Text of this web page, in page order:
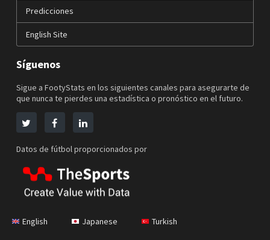
Predicciones
English Site
Síguenos
Sigue a FootyStats en los siguientes canales para asegurarte de
que nunca te pierdes una estadística o pronóstico en el futuro.
Datos de fútbol proporcionados por
English Japanese Turkish